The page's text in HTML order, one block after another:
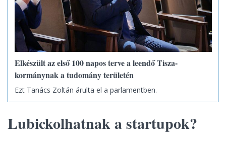
Elkészült az első 100 napos terve a leendő Tisza-
kormánynak a tudomány területén
Ezt Tanács Zoltán árulta el a parlamentben.
Lubickolhatnak a startupok?